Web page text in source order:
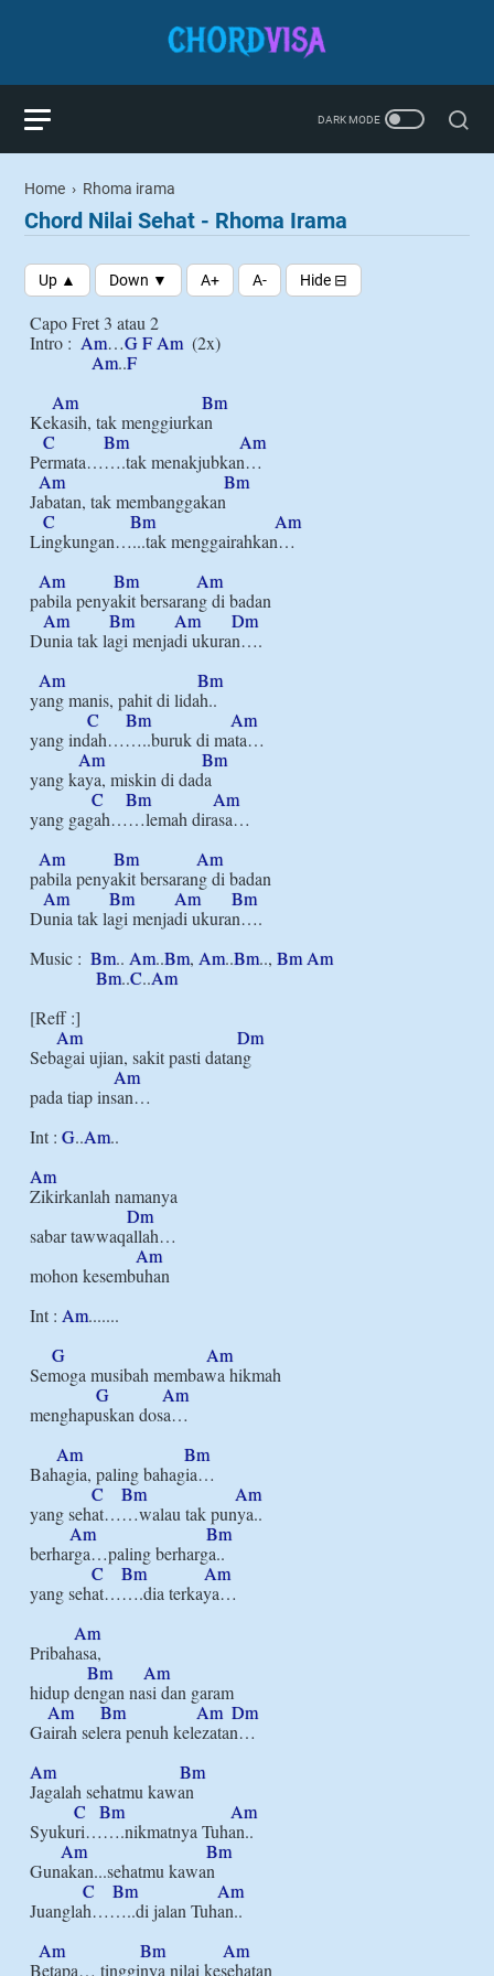
Home › Rhoma irama
Chord Nilai Sehat - Rhoma Irama
Capo Fret 3 atau 2
Intro : Am…GF Am
  (2x)
Am..F
Am
Bm
Kekasih, tak menggiurkan
C
Bm
Am
Permata…….tak menakjubkan…
Am
Bm
Jabatan, tak membanggakan
C
Bm
Am
Lingkungan…...tak menggairahkan…
Am
Bm
Am
pabila penyakit bersarang di badan
Am
Bm Am
Dm
Dunia tak lagi menjadi ukuran….
Am
Bm
yang manis, pahit di lidah..
C
Bm
Am
yang indah……..buruk di mata…
Am
Bm
yang kaya, miskin di dada
C
Bm
Am
yang gagah……lemah dirasa…
Am
Bm
Am
pabila penyakit bersarang di badan
Am
Bm Am
Bm
Dunia tak lagi menjadi ukuran….
Music : Bm.. Am..Bm, Am..Bm.., Bm Am
Bm..C..Am
[Reff :]
Am
Dm
Sebagai ujian, sakit pasti datang
Am
pada tiap insan…
Int : G..Am..
Am
Zikirkanlah namanya
Dm
sabar tawwaqallah…
Am
mohon kesembuhan
Int : Am.......
G
Am
Semoga musibah membawa hikmah
G
Am
menghapuskan dosa…
Am
Bm
Bahagia, paling bahagia…
C
Bm
Am
yang sehat……walau tak punya..
Am
Bm
berharga…paling berharga..
C
Bm
Am
yang sehat…….dia terkaya…
Am
Pribahasa,
Bm
Am
hidup dengan nasi dan garam
Am
Bm Am Dm
Gairah selera penuh kelezatan…
Am
Bm
Jagalah sehatmu kawan
C
Bm
Am
Syukuri…….nikmatnya Tuhan..
Am
Bm
Gunakan...sehatmu kawan
C
Bm
Am
Juanglah……..di jalan Tuhan..
Am
Bm
Am